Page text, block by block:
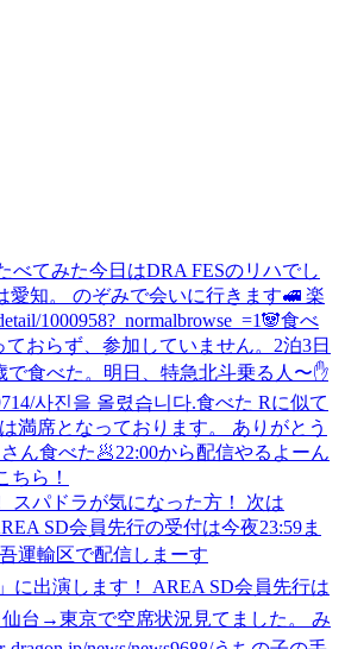
べてみた今日はDRA FESのリハでし
愛知。 のぞみで会いに行きます🚅 楽
1000958?_normalbrowse_=1🐼食べ
おらず、参加していません。 2泊3日
で食べた。 明日、特急北斗乗る人〜✋
사진을 올렸습니다.食べた Rに似て
満席となっております。 ありがとう
ん食べた🥟22:00から配信やるよーん
ちら！
スパドラが気になった方！ 次は
SD会員先行の受付は今夜23:59ま
運輸区で配信しまーす
に出演します！ AREA SD会員先行は
台→東京で空席状況見てました。 み